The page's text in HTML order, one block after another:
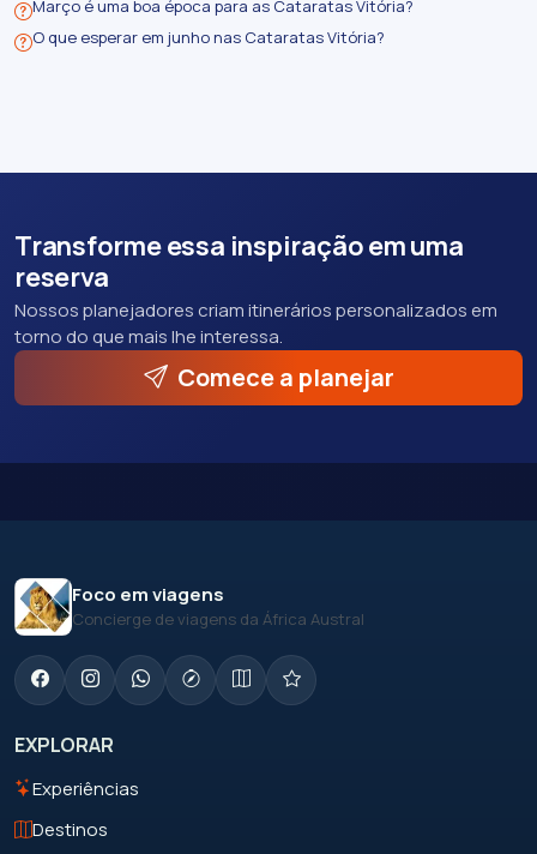
Março é uma boa época para as Cataratas Vitória?
O que esperar em junho nas Cataratas Vitória?
Transforme essa inspiração em uma
reserva
Nossos planejadores criam itinerários personalizados em
torno do que mais lhe interessa.
Comece a planejar
Foco em viagens
Concierge de viagens da África Austral
EXPLORAR
Experiências
Destinos